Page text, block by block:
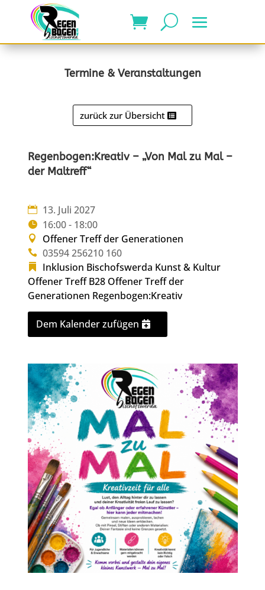
Termine & Veranstaltungen
zurück zur Übersicht
Regenbogen:Kreativ – „Von Mal zu Mal –
der Maltreff“
13. Juli 2027
16:00 - 18:00
Offener Treff der Generationen
03594 256210 160
Inklusion Bischofswerda Kunst & Kultur
Offener Treff B28 Offener Treff der
Generationen Regenbogen:Kreativ
Dem Kalender zufügen